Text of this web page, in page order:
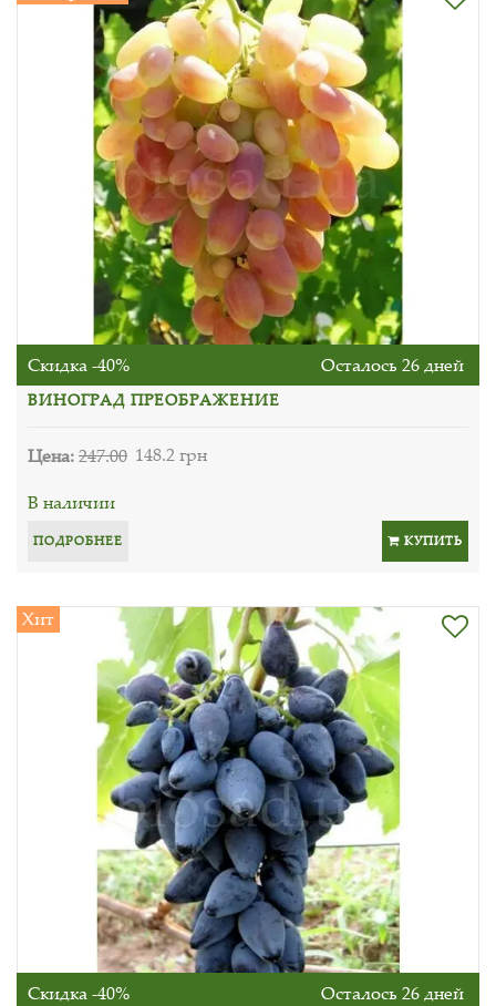
Скидка -40% Осталось 26 дней
ВИНОГРАД ПРЕОБРАЖЕНИЕ
Цена:247.00 148.2 грн
В наличии
ПОДРОБНЕЕ КУПИТЬ
Хит
Скидка -40% Осталось 26 дней